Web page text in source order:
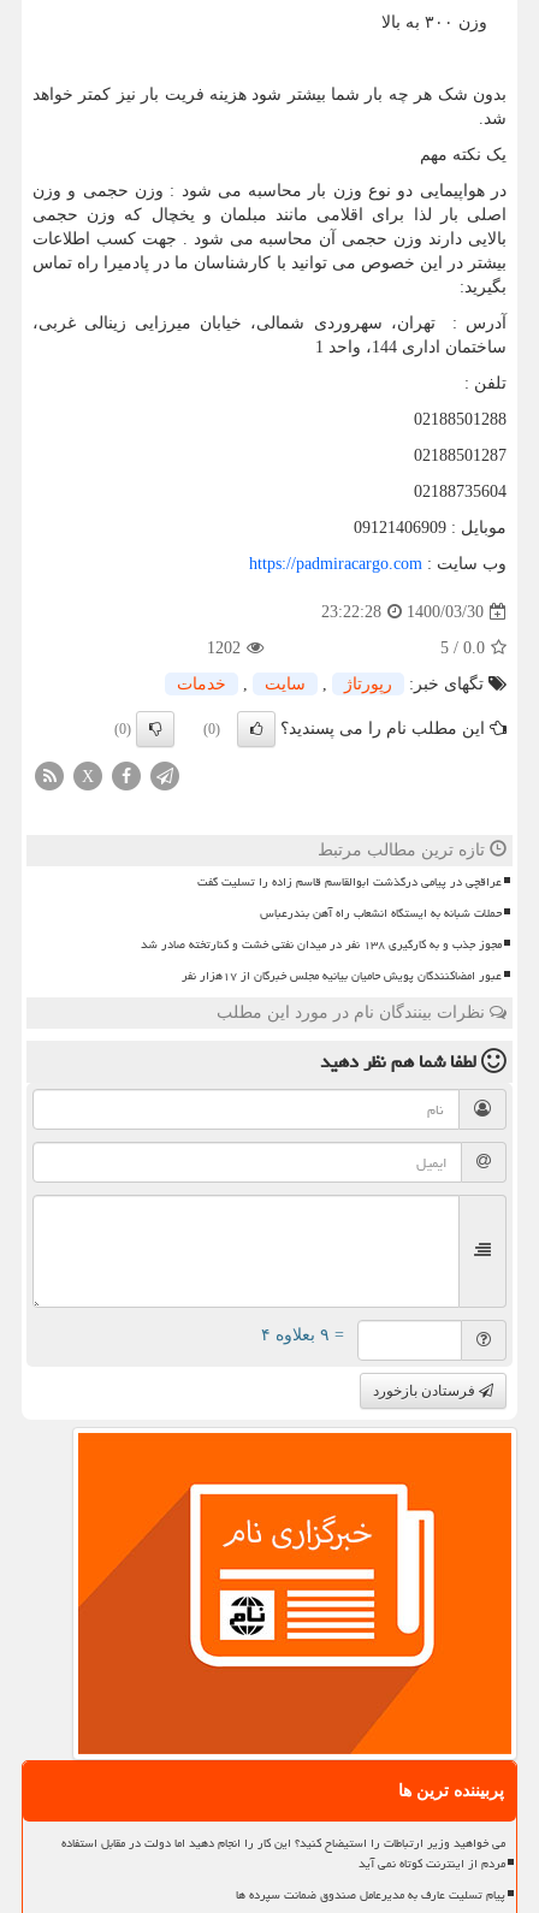
وزن ۳۰۰ به بالا
بدون شک هر چه بار شما بیشتر شود هزینه فریت بار نیز کمتر خواهد
شد.
یک نکته مهم
در هواپیمایی دو نوع وزن بار محاسبه می شود : وزن حجمی و وزن
اصلی بار لذا برای اقلامی مانند مبلمان و یخچال که وزن حجمی
بالایی دارند وزن حجمی آن محاسبه می شود . جهت کسب اطلاعات
بیشتر در این خصوص می توانید با کارشناسان ما در پادمیرا راه تماس
بگیرید:
آدرس : تهران، سهروردی شمالی، خیابان میرزایی زینالی غربی،
ساختمان اداری 144، واحد 1
تلفن :
02188501288
02188501287
02188735604
موبایل : 09121406909
وب سایت : https://padmiracargo.com
1400/03/30
23:22:28
0.0
/
5
1202
تگهای خبر:
رپورتاژ , سایت , خدمات
این مطلب نام را می پسندید؟ (0)
(0)
X
تازه ترین مطالب مرتبط
عراقچی در پیامی درگذشت ابوالقاسم قاسم زاده را تسلیت گفت
حملات شبانه به ایستگاه انشعاب راه آهن بندرعباس
مجوز جذب و به کارگیری ۱۳۸ نفر در میدان نفتی خشت و کنارتخته صادر شد
عبور امضاکنندگان پویش حامیان بیانیه مجلس خبرگان از ۱۷هزار نفر
نظرات بینندگان نام در مورد این مطلب
لطفا شما همنظر دهید
= ۹ بعلاوه ۴
فرستادن بازخورد
پربیننده ترین ها
می خواهید وزیر ارتباطات را استیضاح کنید؟ این کار را انجام دهید اما دولت در مقابل استفاده
مردم از اینترنت کوتاه نمی آید
پیام تسلیت عارف به مدیرعامل صندوق ضمانت سپرده ها